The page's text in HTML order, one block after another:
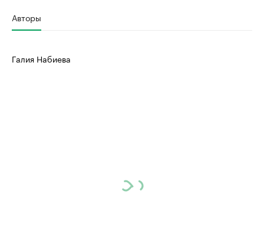
Авторы
Галия Набиева